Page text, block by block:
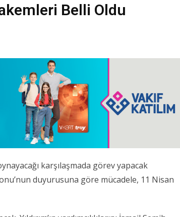
Belli Oldu
karşılaşmada görev yapacak
duyurusuna göre mücadele, 11 Nisan